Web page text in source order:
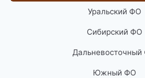
Уральский ФО
Сибирский ФО
Южный ФО